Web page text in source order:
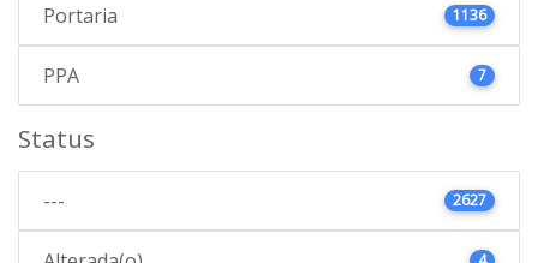
Portaria 1136
PPA 7
Status
--- 2627